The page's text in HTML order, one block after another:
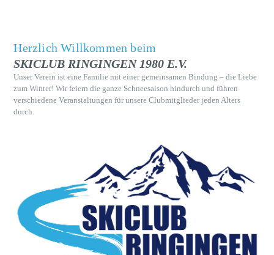
Herzlich Willkommen beim
SKICLUB RINGINGEN 1980 E.V.
Unser Verein ist eine Familie mit einer gemeinsamen Bindung – die Liebe
zum Winter! Wir feiern die ganze Schneesaison hindurch und führen
verschiedene Veranstaltungen für unsere Clubmitglieder jeden Alters
durch.